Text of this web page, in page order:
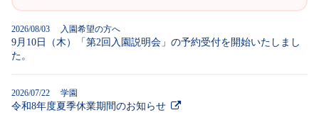
2026/08/03 入園希望の方へ
9月10日（木）「第2回入園説明会」の予約受付を開始いたしまし
た。
2026/07/22 学園
令和8年度夏季休業期間のお知らせ